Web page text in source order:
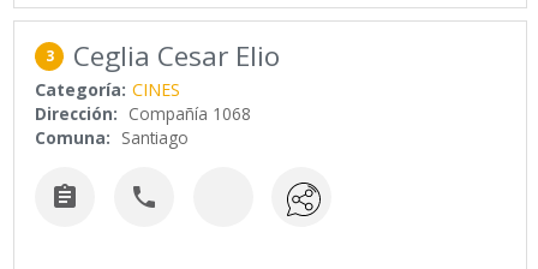
3 Ceglia Cesar Elio
Categoría: CINES
Dirección: Compañía 1068
Comuna: Santiago
 